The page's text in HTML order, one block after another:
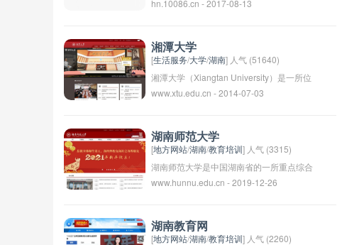
是中国移动的分公司之一，提供手机通信服
优质的通信网络和服务，为当地经济社会发
展做出贡献。
hn.10086.cn - 2017-08-13
湘潭大学
[生活服务/大学/湖南] 人气 (51640)
湘潭大学（Xiangtan University）是一所位
于中国湖南省湘潭市的综合性大学，前身是
积约2300亩，拥有完善的教学科研设施和
优秀的师资力量。湘潭大学以工科为主，同
时也涵盖了文、理、管、法、艺术等多个学
科领域，拥有一流的学科专业和教学质量。
力培养德智体美劳全面发展的高素质人才。
www.xtu.edu.cn - 2014-07-03
湖南师范大学
[地方网站/湖南/教育培训] 人气 (3315)
湖南师范大学是中国湖南省的一所重点综合
性大学，创建于1938年，是一所以师范教
校位于湖南省长沙市，坐落在风景秀丽的岳
麓山脚下，校园环境优美，教学设施齐全，
www.hunnu.edu.cn - 2019-12-26
湖南教育网
[地方网站/湖南/教育培训] 人气 (2260)